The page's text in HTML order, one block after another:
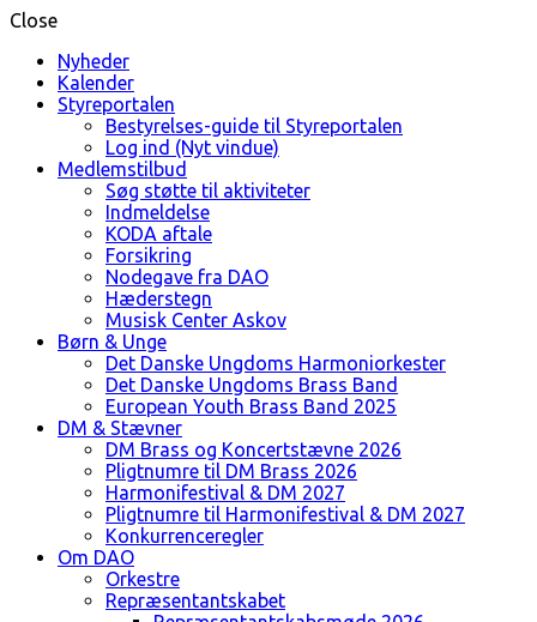
Close
Nyheder
Kalender
Styreportalen
Bestyrelses-guide til Styreportalen
Log ind (Nyt vindue)
Medlemstilbud
Søg støtte til aktiviteter
Indmeldelse
KODA aftale
Forsikring
Nodegave fra DAO
Hæderstegn
Musisk Center Askov
Børn & Unge
Det Danske Ungdoms Harmoniorkester
Det Danske Ungdoms Brass Band
European Youth Brass Band 2025
DM & Stævner
DM Brass og Koncertstævne 2026
Pligtnumre til DM Brass 2026
Harmonifestival & DM 2027
Pligtnumre til Harmonifestival & DM 2027
Konkurrenceregler
Om DAO
Orkestre
Repræsentantskabet